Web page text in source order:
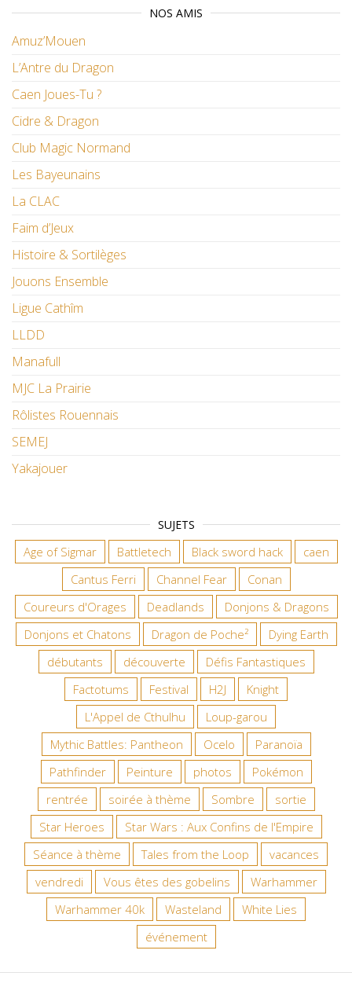
NOS AMIS
Amuz’Mouen
L’Antre du Dragon
Caen Joues-Tu ?
Cidre & Dragon
Club Magic Normand
Les Bayeunains
La CLAC
Faim d’Jeux
Histoire & Sortilèges
Jouons Ensemble
Ligue Cathîm
LLDD
Manafull
MJC La Prairie
Rôlistes Rouennais
SEMEJ
Yakajouer
SUJETS
Age of Sigmar Battletech Black sword hack
caen
Cantus Ferri
Channel Fear
Conan
Coureurs d'Orages
Deadlands
Donjons & Dragons
Donjons et Chatons
Dragon de Poche²
Dying Earth
débutants
découverte
Défis Fantastiques
Factotums
Festival H2J
Knight
L'Appel de Cthulhu
Loup-garou
Mythic Battles: Pantheon
Ocelo
Paranoïa
Pathfinder
Peinture photos
Pokémon
rentrée
soirée à thème Sombre
sortie
Star Heroes
Star Wars : Aux Confins de l'Empire
Séance à thème
Tales from the Loop
vacances
vendredi
Vous êtes des gobelins
Warhammer
Warhammer 40k
Wasteland
White Lies
événement